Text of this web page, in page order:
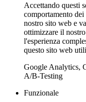
Accettando questi
comportamento
nostro sito web e
ottimizzare il
l'esperienza
questo sito web
Google Analytics,
A/B-Testing
Funzionale